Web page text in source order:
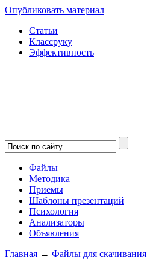
Опубликовать материал
Статьи
Классруку
Эффективность
Файлы
Методика
Приемы
Шаблоны презентаций
Психология
Анализаторы
Объявления
Главная → Файлы для скачивания